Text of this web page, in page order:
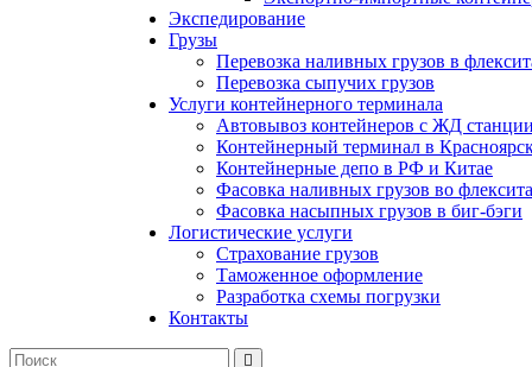
Экспедирование
Грузы
Перевозка наливных грузов в
Перевозка сыпучих грузов
Услуги контейнерного терминала
Автовывоз контейнеров с ЖД станции
Контейнерный терминал в
Контейнерные депо в РФ и Китае
Фасовка наливных грузов во
Фасовка насыпных грузов в биг-бэги
Логистические услуги
Страхование грузов
Таможенное оформление
Разработка схемы погрузки
Контакты